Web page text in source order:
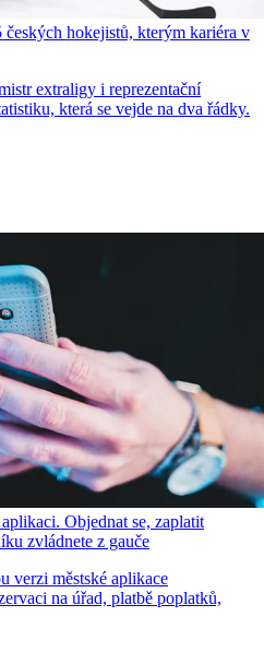
hokejistů, kterým kariéra v
extraligy i reprezentační
která se vejde na dva řádky.
Objednat se, zaplatit
zvládnete z gauče
verzi městské aplikace
na úřad, platbě poplatků,